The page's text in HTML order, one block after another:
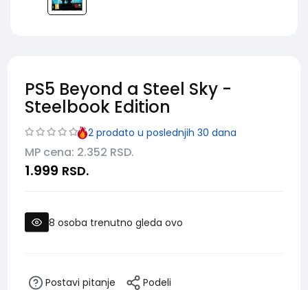
PS5 Beyond a Steel Sky -
Steelbook Edition
2 prodato u poslednjih 30 dana
MP cena: 2.352 RSD.
1.999 RSD.
8 osoba trenutno gleda ovo
Postavi pitanje Podeli